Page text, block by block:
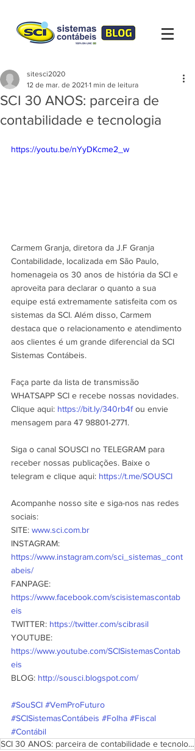
SCI 30 ANOS: parceira de
contabilidade e tecnologia
sitesci2020
12 de mar. de 2021 1 min de leitura
https://youtu.be/nYyDKcme2_w
Carmem Granja, diretora da J.F Granja
Contabilidade, localizada em São Paulo,
homenageia os 30 anos de história da SCI e
aproveita para declarar o quanto a sua
equipe está extremamente satisfeita com os
sistemas da SCI. Além disso, Carmem
destaca que o relacionamento e atendimento
aos clientes é um grande diferencial da SCI
Sistemas Contábeis.
Faça parte da lista de transmissão
WHATSAPP SCI e recebe nossas novidades.
Clique aqui: https://bit.ly/340rb4f ou envie
mensagem para 47 98801-2771.
Siga o canal SOUSCI no TELEGRAM para
receber nossas publicações. Baixe o
telegram e clique aqui: https://t.me/SOUSCI
Acompanhe nosso site e siga-nos nas redes
sociais:
SITE: www.sci.com.br
INSTAGRAM:
https://www.instagram.com/sci_sistemas_cont
abeis/
FANPAGE:
https://www.facebook.com/scisistemascontab
eis
TWITTER: https://twitter.com/scibrasil
YOUTUBE:
https://www.youtube.com/SCISistemasContab
eis
BLOG: http://sousci.blogspot.com/
#SouSCI #VemProFuturo
#SCISistemasContábeis #Folha #Fiscal
#Contábil
SCI 30 ANOS: parceira de contabilidade e tecnologia